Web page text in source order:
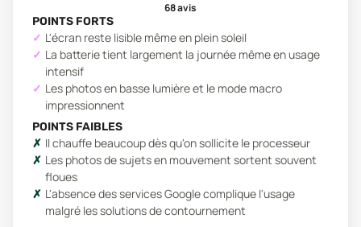
68avis
POINTS FORTS
L'écran reste lisible même en plein soleil
La batterie tient largement la journée même en usage
intensif
Les photos en basse lumière et le mode macro
impressionnent
POINTS FAIBLES
Il chauffe beaucoup dès qu'on sollicite le processeur
Les photos de sujets en mouvement sortent souvent
floues
L'absence des services Google complique l'usage
malgré les solutions de contournement